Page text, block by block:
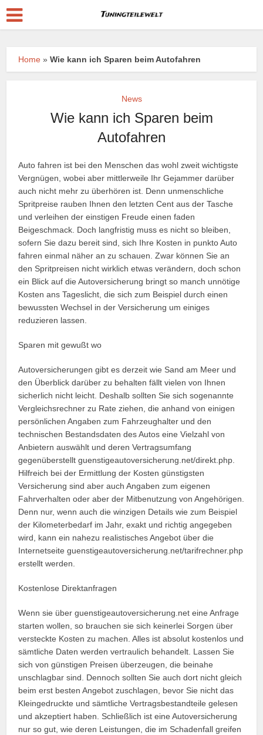
Home »Wie kann ich Sparen beim Autofahren
News
Wie kann ich Sparen beim
Autofahren
Auto fahren ist bei den Menschen das wohl zweit wichtigste
Vergnügen, wobei aber mittlerweile Ihr Gejammer darüber
auch nicht mehr zu überhören ist. Denn unmenschliche
Spritpreise rauben Ihnen den letzten Cent aus der Tasche
und verleihen der einstigen Freude einen faden
Beigeschmack. Doch langfristig muss es nicht so bleiben,
sofern Sie dazu bereit sind, sich Ihre Kosten in punkto Auto
fahren einmal näher an zu schauen. Zwar können Sie an
den Spritpreisen nicht wirklich etwas verändern, doch schon
ein Blick auf die Autoversicherung bringt so manch unnötige
Kosten ans Tageslicht, die sich zum Beispiel durch einen
bewussten Wechsel in der Versicherung um einiges
reduzieren lassen.
Sparen mit gewußt wo
Autoversicherungen gibt es derzeit wie Sand am Meer und
den Überblick darüber zu behalten fällt vielen von Ihnen
sicherlich nicht leicht. Deshalb sollten Sie sich sogenannte
Vergleichsrechner zu Rate ziehen, die anhand von einigen
persönlichen Angaben zum Fahrzeughalter und den
technischen Bestandsdaten des Autos eine Vielzahl von
Anbietern auswählt und deren Vertragsumfang
gegenüberstellt guenstigeautoversicherung.net/direkt.php.
Hilfreich bei der Ermittlung der Kosten günstigsten
Versicherung sind aber auch Angaben zum eigenen
Fahrverhalten oder aber der Mitbenutzung von Angehörigen.
Denn nur, wenn auch die winzigen Details wie zum Beispiel
der Kilometerbedarf im Jahr, exakt und richtig angegeben
wird, kann ein nahezu realistisches Angebot über die
Internetseite guenstigeautoversicherung.net/tarifrechner.php
erstellt werden.
Kostenlose Direktanfragen
Wenn sie über guenstigeautoversicherung.net eine Anfrage
starten wollen, so brauchen sie sich keinerlei Sorgen über
versteckte Kosten zu machen. Alles ist absolut kostenlos und
sämtliche Daten werden vertraulich behandelt. Lassen Sie
sich von günstigen Preisen überzeugen, die beinahe
unschlagbar sind. Dennoch sollten Sie auch dort nicht gleich
beim erst besten Angebot zuschlagen, bevor Sie nicht das
Kleingedruckte und sämtliche Vertragsbestandteile gelesen
und akzeptiert haben. Schließlich ist eine Autoversicherung
nur so gut, wie deren Leistungen, die im Schadenfall greifen